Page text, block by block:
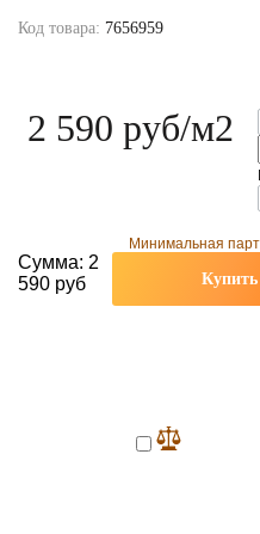
Код товара: 7656959
2 590 руб/м2
Минимальная
Сумма: 2
590 руб
Купить